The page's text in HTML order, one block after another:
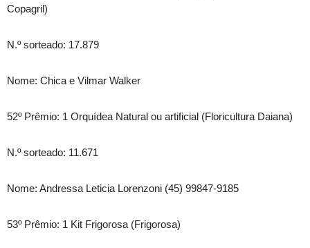
Copagril)
N.º sorteado: 17.879
Nome: Chica e Vilmar Walker
52º Prêmio: 1 Orquídea Natural ou artificial (Floricultura Daiana)
N.º sorteado: 11.671
Nome: Andressa Leticia Lorenzoni (45) 99847-9185
53º Prêmio: 1 Kit Frigorosa (Frigorosa)